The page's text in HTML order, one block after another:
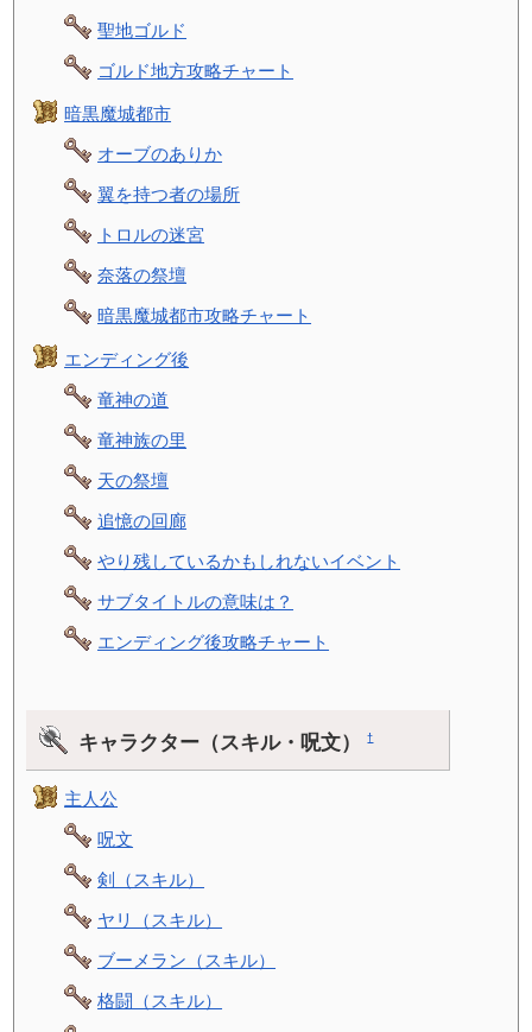
聖地ゴルド
ゴルド地方攻略チャート
暗黒魔城都市
オーブのありか
翼を持つ者の場所
トロルの迷宮
奈落の祭壇
暗黒魔城都市攻略チャート
エンディング後
竜神の道
竜神族の里
天の祭壇
追憶の回廊
やり残しているかもしれないイベント
サブタイトルの意味は？
エンディング後攻略チャート
キャラクター（スキル・呪文）†
主人公
呪文
剣（スキル）
ヤリ（スキル）
ブーメラン（スキル）
格闘（スキル）